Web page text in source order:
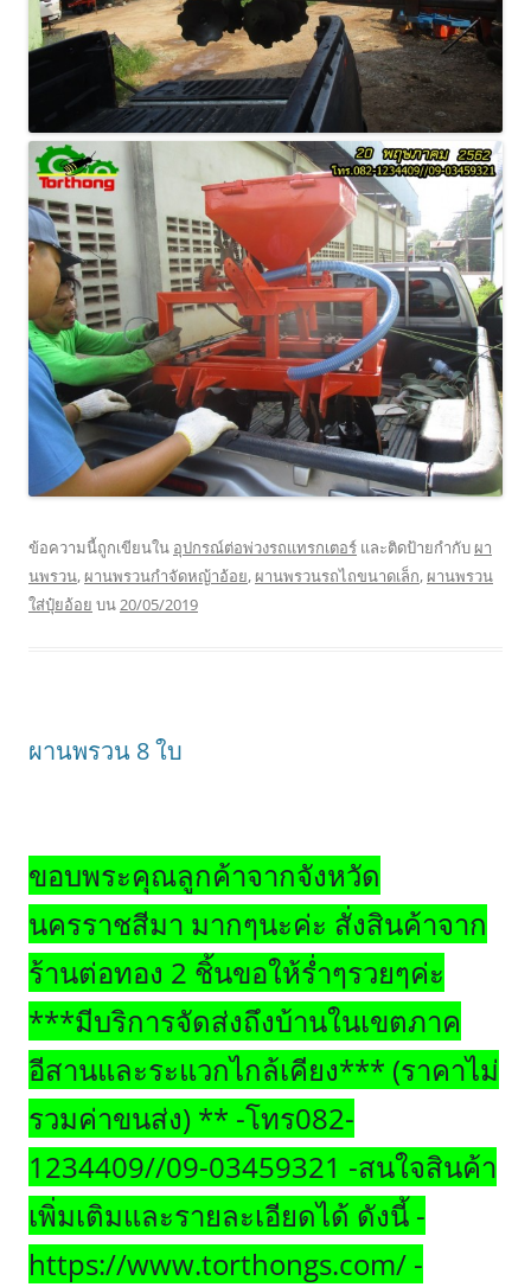
ข้อความนี้ถูกเขียนใน อุปกรณ์ต่อพ่วงรถแทรกเตอร์ และติดป้ายกำกับ ผา
นพรวน, ผานพรวนกำจัดหญ้าอ้อย, ผานพรวนรถไถขนาดเล็ก, ผานพรวน
ใส่ปุ๋ยอ้อย บน20/05/2019
ผานพรวน 8 ใบ
ขอบพระคุณลูกค้าจากจังหวัด
นครราชสีมา มากๆนะค่ะ สั่งสินค้าจาก
ร้านต่อทอง 2 ชิ้นขอให้ร่ำๆรวยๆค่ะ
***มีบริการจัดส่งถึงบ้านในเขตภาค
อีสานและระแวกไกล้เคียง*** (ราคาไม่
รวมค่าขนส่ง) ** -โทร082-
1234409//09-03459321 -สนใจสินค้า
เพิ่มเติมและรายละเอียดได้ ดังนี้ -
https://www.torthongs.com/ -